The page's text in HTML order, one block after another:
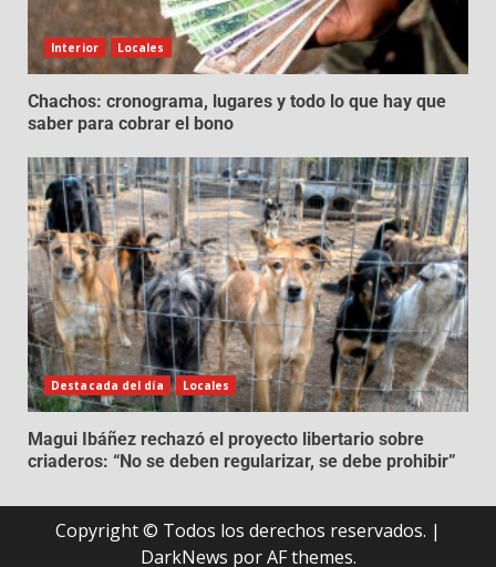
Interior Locales
Chachos: cronograma, lugares y todo lo que hay que
saber para cobrar el bono
Destacada del día Locales
Magui Ibáñez rechazó el proyecto libertario sobre
criaderos: “No se deben regularizar, se debe prohibir”
Copyright © Todos los derechos reservados. |
DarkNews por AF themes.